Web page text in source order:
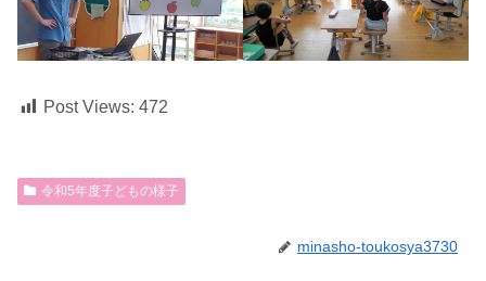
Post Views: 472
令和5年度子どもの様子
minasho-toukosya3730